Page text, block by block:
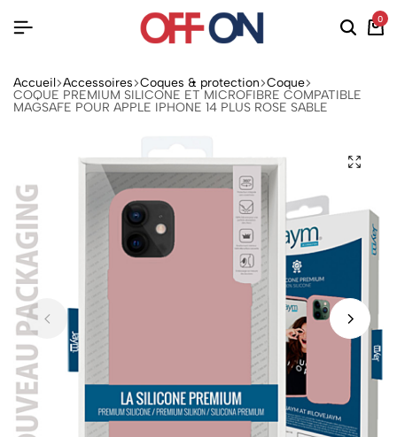
0
Accueil Accessoires Coques & protection Coque
COQUE PREMIUM SILICONE ET MICROFIBRE COMPATIBLE
MAGSAFE POUR APPLE IPHONE 14 PLUS ROSE SABLE